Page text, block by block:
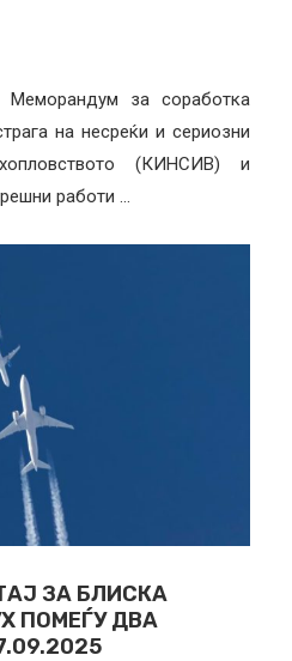
за соработка
на несреќи и сериозни
(КИНСИВ) и
работи …
ЗА БЛИСКА
ПОМЕЃУ ДВА